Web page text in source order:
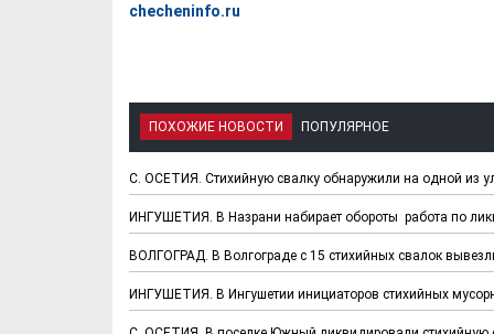
checheninfo.ru
ПОХОЖИЕ НОВОСТИ ПОПУЛЯРНОЕ
С. ОСЕТИЯ. Стихийную свалку обнаружили на одной из
ИНГУШЕТИЯ. В Назрани набирает обороты работа по
ВОЛГОГРАД. В Волгограде с 15 стихийных свалок
ИНГУШЕТИЯ. В Ингушетии инициаторов стихийных